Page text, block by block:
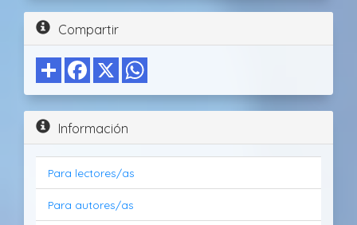
Compartir
Información
Para lectores/as
Para autores/as